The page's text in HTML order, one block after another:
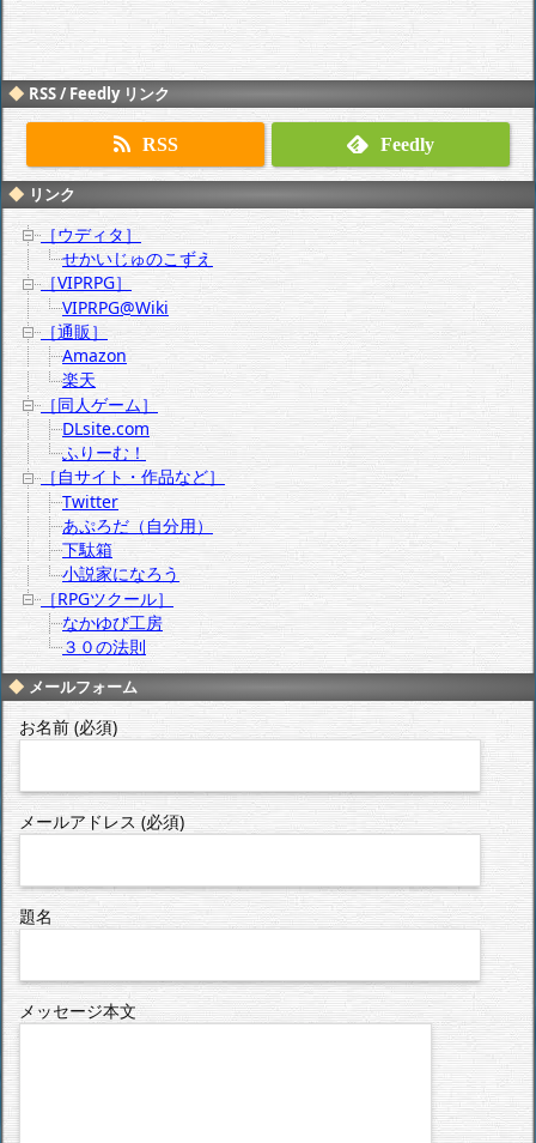
RSS / Feedly リンク
RSS Feedly
リンク
［ウディタ］
せかいじゅのこずえ
［VIPRPG］
VIPRPG@Wiki
［通販］
Amazon
楽天
［同人ゲーム］
DLsite.com
ふりーむ！
［自サイト・作品など］
Twitter
あぷろだ（自分用）
下駄箱
小説家になろう
［RPGツクール］
なかゆび工房
３０の法則
メールフォーム
お名前 (必須)
メールアドレス (必須)
題名
メッセージ本文